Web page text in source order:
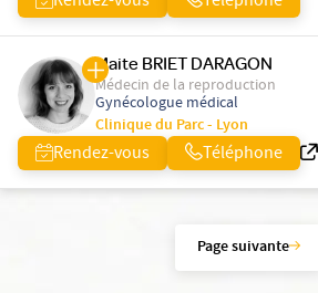
Maite BRIET DARAGON
Médecin de la reproduction
Gynécologue médical
Clinique du Parc - Lyon
Rendez-vous Téléphone
Page suivante